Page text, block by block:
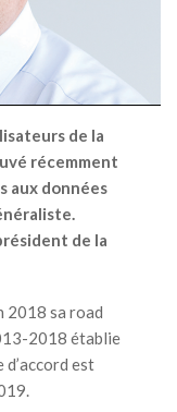
de la
récemment
aux données
de la
2018 sa road
2018 établie
est